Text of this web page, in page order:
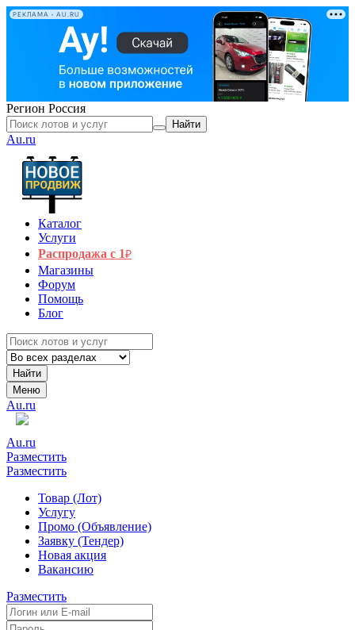
РЕКЛАМА • AU.RU
Регион Россия
Найти
Au.ru
Каталог
Услуги
Распродажа с 1₽
Магазины
Форум
Помощь
Блог
Найти
Меню
Au.ru
Au.ru
Разместить
Разместить
Товар (Лот)
Услугу
Промо (Объявление)
Заявку (Тендер)
Новая акция
Вакансию
Разместить